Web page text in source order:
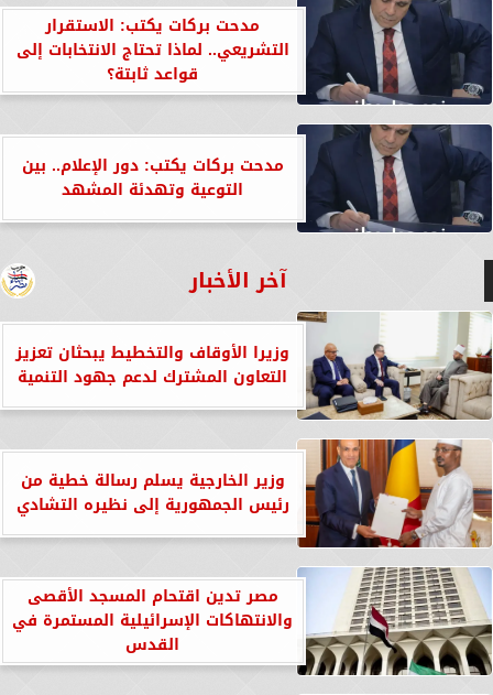
مدحت بركات يكتب: الاستقرار
التشريعي.. لماذا تحتاج الانتخابات إلى
قواعد ثابتة؟
مدحت بركات يكتب: دور الإعلام.. بين
التوعية وتهدئة المشهد
آخر الأخبار
وزيرا الأوقاف والتخطيط يبحثان تعزيز
التعاون المشترك لدعم جهود التنمية
وزير الخارجية يسلم رسالة خطية من
رئيس الجمهورية إلى نظيره التشادي
مصر تدين اقتحام المسجد الأقصى
والانتهاكات الإسرائيلية المستمرة في
القدس